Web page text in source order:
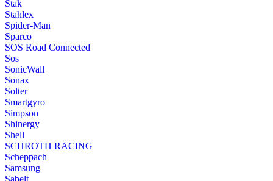
Stak
Stahlex
Spider-Man
Sparco
SOS Road Connected
Sos
SonicWall
Sonax
Solter
Smartgyro
Simpson
Shinergy
Shell
SCHROTH RACING
Scheppach
Samsung